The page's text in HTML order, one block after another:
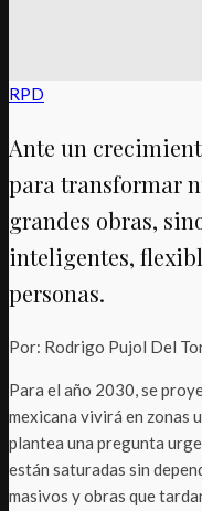
RPD
Ante un
para transformar
grandes obras,
inteligentes,
personas.
Por: Rodrigo Pujol Del
Para el año 2030, se
mexicana vivirá en zonas
plantea una pregunta
están saturadas sin
masivos y obras que